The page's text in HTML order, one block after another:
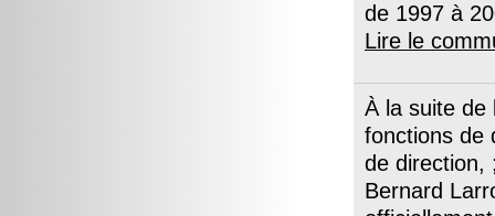
de 1997 à
Lire le
À la suite de
fonctions de
de direction,
Bernard